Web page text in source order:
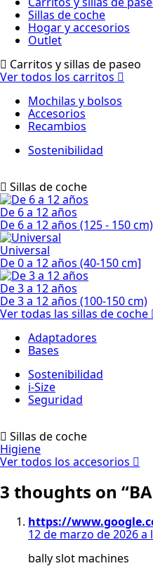
Sillas de coche
Hogar y accesorios
Outlet
Carritos y sillas de paseo
Ver todos los carritos
Mochilas y bolsos
Accesorios
Recambios
Sostenibilidad
Sillas de coche
De 6 a 12 años
De 6 a 12 años (125 - 150 cm)
Universal
De 0 a 12 años (40-150 cm]
De 3 a 12 años
De 3 a 12 años (100-150 cm)
Ver todas las sillas de coche
Adaptadores
Bases
Sostenibilidad
i-Size
Seguridad
Sillas de coche
Higiene
Ver todos los accesorios
3 thoughts on “
https://
12 de marzo de 2026 a
bally slot machines